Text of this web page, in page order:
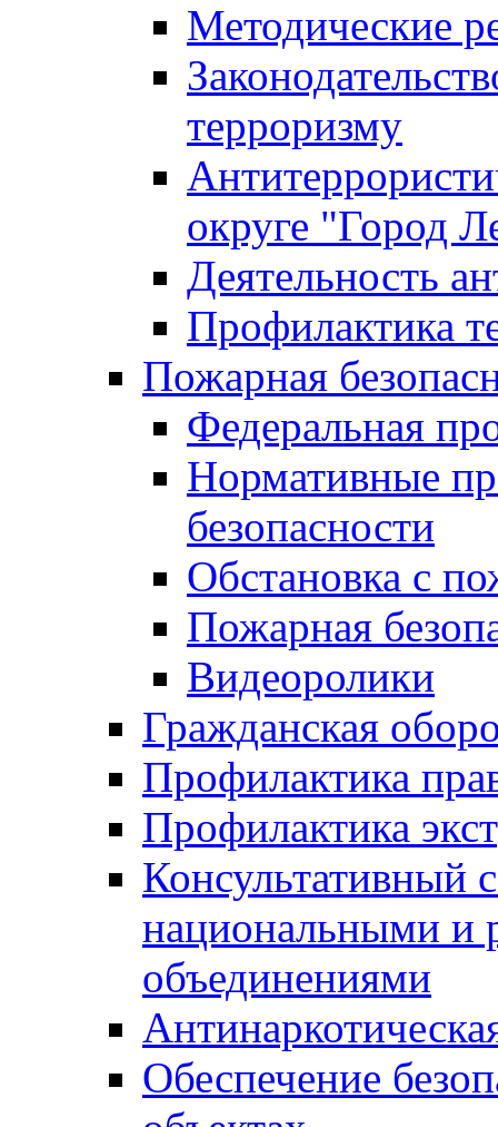
Методические
терроризму
округе "Город
Деятельность
Профилактика
Пожарная
Федеральная
Нормативные
безопасности
Обстановка с
Пожарная
Видеоролики
Гражданская
Профилактика
Профилактика
Консультативный
национальными и
объединениями
Обеспечение